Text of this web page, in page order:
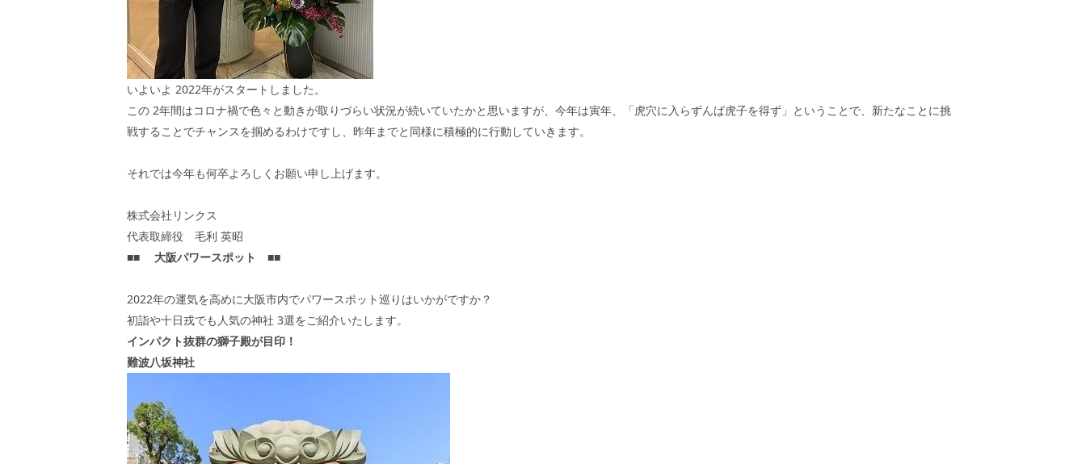
いよいよ 2022年がスタートしました。
この 2年間はコロナ禍で色々と動きが取りづらい状況が続いていたかと思いますが、今年は寅年、「虎穴に入らずんば虎子を得ず」ということで、新たなことに挑
戦することでチャンスを掴めるわけですし、昨年までと同様に積極的に行動していきます。
それでは今年も何卒よろしくお願い申し上げます。
株式会社リンクス
代表取締役 毛利 英昭
■■ 大阪パワースポット ■■
2022年の運気を高めに大阪市内でパワースポット巡りはいかがですか？
初詣や十日戎でも人気の神社 3選をご紹介いたします。
インパクト抜群の獅子殿が目印！
難波八坂神社